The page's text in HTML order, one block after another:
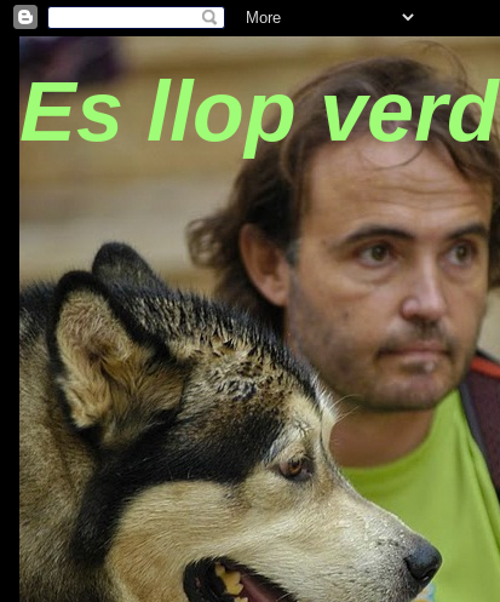
Es llop verd